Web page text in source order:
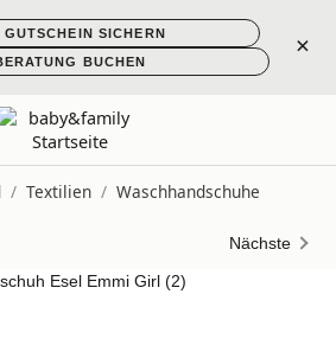
GUTSCHEIN SICHERN
BUCHEN
×
/ Textilien / Waschhandschuhe
Nächste